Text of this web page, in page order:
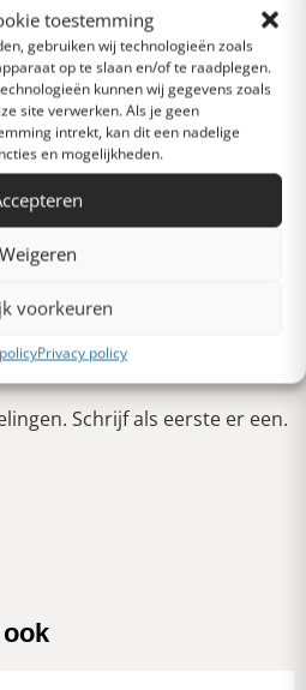
toestemming
gebruiken wij technologieën zoals
op te slaan en/of te raadplegen.
kunnen wij gegevens zoals
site verwerken. Als je geen
intrekt, kan dit een nadelige
en mogelijkheden.
Weigeren
voorkeuren
Privacy policy
Schrijf een review
Schrijf als eerste er een.